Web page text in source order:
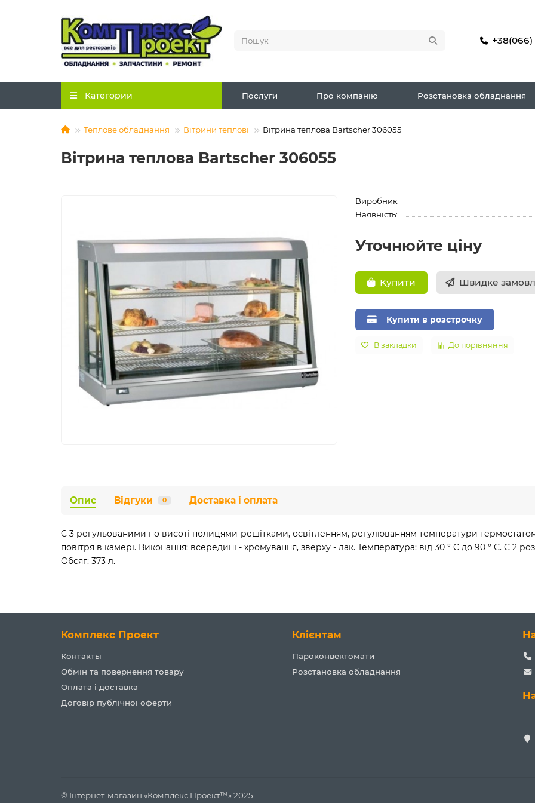
+38(066)
Категории Послуги Про компанію Розстановка обладнання
Теплове обладнання Вітрини теплові Вітрина теплова Bartscher 306055
Вітрина теплова Bartscher 306055
Виробник
Наявність:
Уточнюйте ціну
Купити Швидке
Купити в розстрочку
В закладки До порівняння
Опис Відгуки 0 Доставка і оплата
C 3 регульованими по висоті полицями-решітками, освітленням, регулюванням температури
повітря в камері. Виконання: всередині - хромування, зверху - лак. Температура: від 30 ° C до 90 ° C. C 2
Обсяг: 373 л.
Комплекс Проект
Контакты
Обмін та повернення товару
Оплата і доставка
Договір публічної оферти
Клієнтам
Пароконвектомати
Розстановка обладнання
© Інтернет-магазин «Комплекс Проект™» 2025